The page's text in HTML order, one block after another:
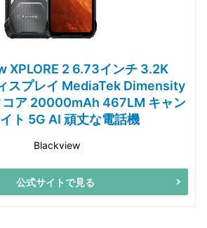
XPLORE 2 6.73インチ 3.2K
スプレイ MediaTek Dimensity
ア 20000mAh 467LM キャン
ト 5G AI 頑丈な電話機
Blackview
公式サイトで見る